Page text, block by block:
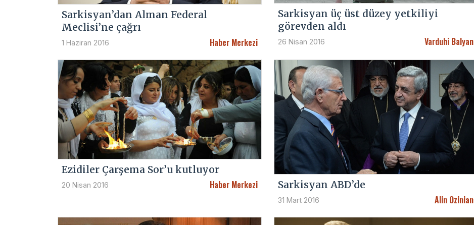
Sarkisyan’dan Alman Federal
Meclisi’ne çağrı
1 Haziran 2016 Haber Merkezi
Sarkisyan üç üst düzey yetkiliyi
görevden aldı
26 Nisan 2016 Varduhi Balyan
Ezidiler Çarşema Sor’u kutluyor
20 Nisan 2016 Haber Merkezi Sarkisyan ABD’de
31 Mart 2016 Alin Ozinian